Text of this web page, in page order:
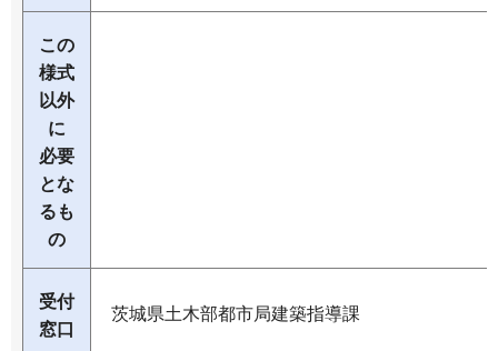
この
様式
以外
に
必要
とな
るも
の
受付
窓口
茨城県土木部都市局建築指導課